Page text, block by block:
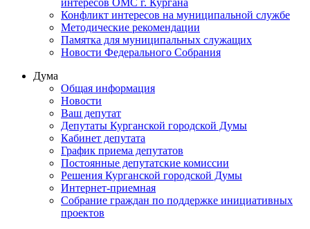
Конфликт интересов на муниципальной службе
Методические рекомендации
Памятка для муниципальных служащих
Новости Федерального Cобрания
Дума
Общая информация
Новости
Ваш депутат
Депутаты Курганской городской Думы
Кабинет депутата
График приема депутатов
Постоянные депутатские комиссии
Решения Курганской городской Думы
Интернет-приемная
Собрание граждан по поддержке инициативных
проектов